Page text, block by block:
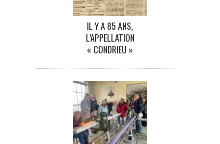
IL Y A 85 ANS,
L’APPELLATION
« CONDRIEU »